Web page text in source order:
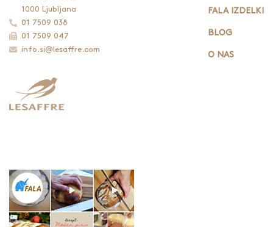
1000 Ljubljana
01 7509 038
01 7509 047
info.si@lesaffre.com
FALA IZDELKI
BLOG
O NAS